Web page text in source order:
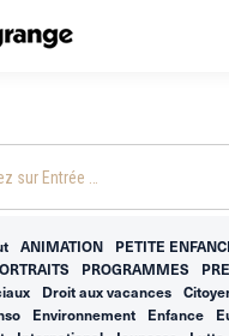
ANIMATION PETITE
PROGRAMMES
Droit aux vacances
Environnement Enfance